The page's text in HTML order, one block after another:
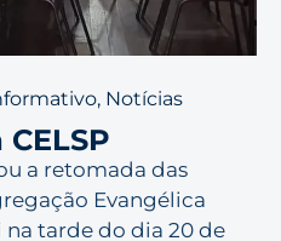
, Notícias
a retomada das
Evangélica
na tarde do dia 20 de